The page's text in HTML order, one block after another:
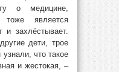
о медицине,
тоже является
и захлёстывает.
дети, трое
что такое
и жестокая, –